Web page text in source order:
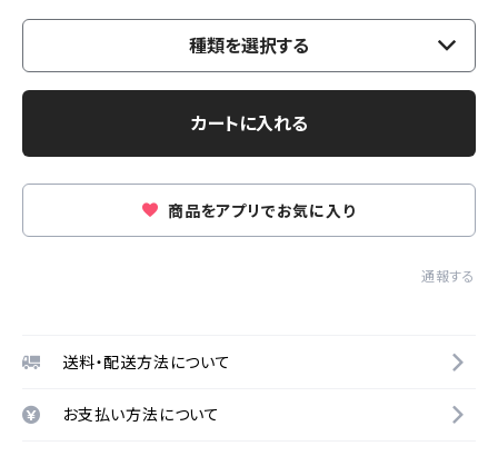
種類を選択する
カートに入れる
商品をアプリでお気に入り
通報する
送料・配送方法について
お支払い方法について